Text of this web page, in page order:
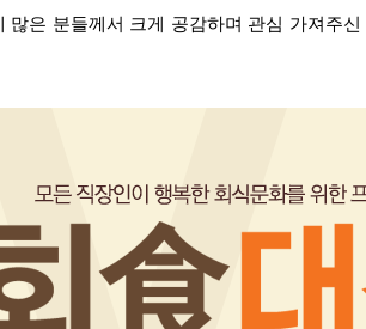
많은 분들께서 크게 공감하며 관심 가져주신